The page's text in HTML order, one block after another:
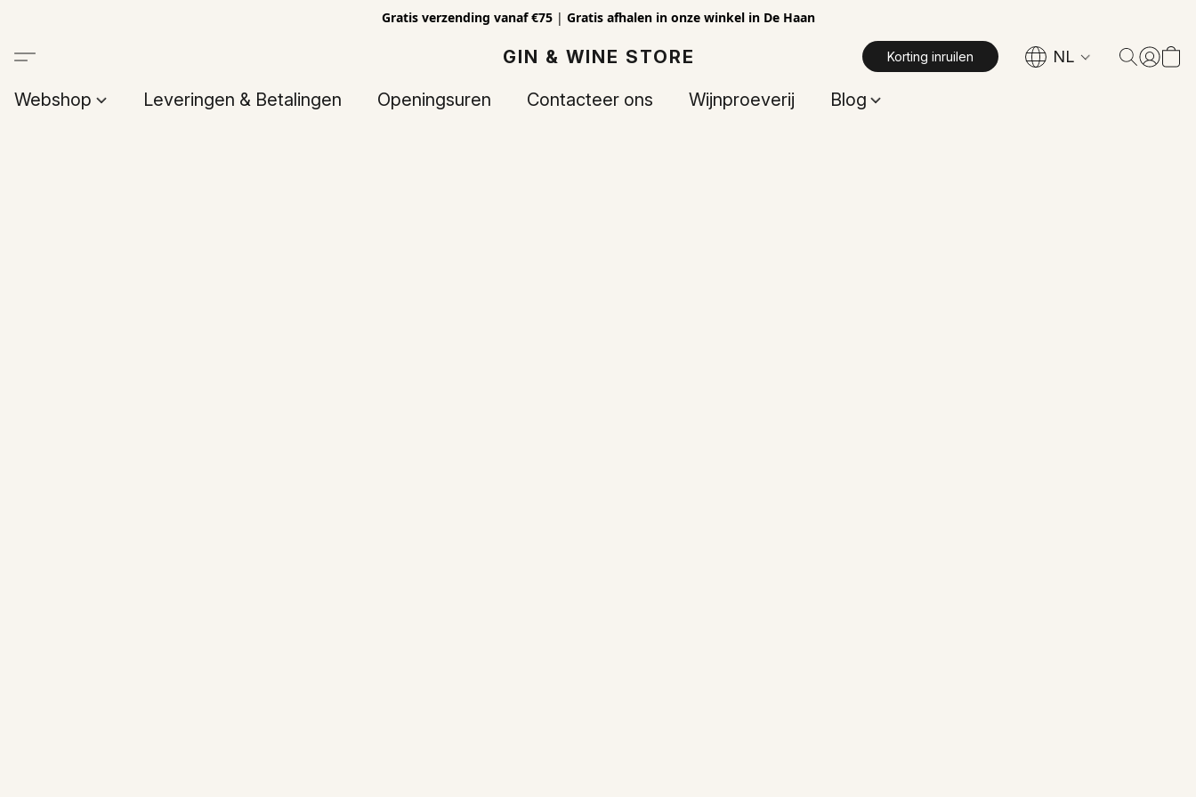
Gratis verzending vanaf €75| Gratis afhalen in onze winkel in De Haan
GIN & WINE STORE Korting inruilen NL
Webshop Leveringen & Betalingen Openingsuren Contacteer ons Wijnproeverij Blog